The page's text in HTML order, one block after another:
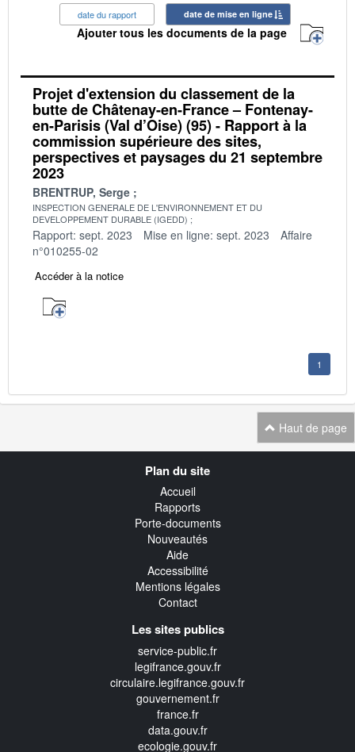
date du rapport date de mise en ligne
Ajouter tous les documents de la page
Projet d'extension du classement de la
butte de Châtenay-en-France – Fontenay-
en-Parisis (Val d’Oise) (95) - Rapport à la
commission supérieure des sites,
perspectives et paysages du 21 septembre
2023
BRENTRUP, Serge
INSPECTION GENERALE DE L'ENVIRONNEMENT ET DU
DEVELOPPEMENT DURABLE (IGEDD)
Rapport: sept. 2023 Mise en ligne: sept. 2023
Affaire
n°010255-02
Accéder à la notice
1
Haut de page
Plan du site
Accueil
Rapports
Porte-documents
Nouveautés
Aide
Accessibilité
Mentions légales
Contact
Les sites publics
service-public.fr
legifrance.gouv.fr
circulaire.legifrance.gouv.fr
gouvernement.fr
france.fr
data.gouv.fr
ecologie.gouv.fr